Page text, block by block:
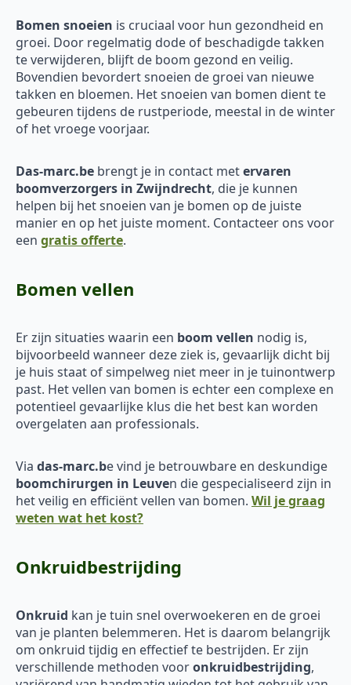
Bomen snoeien is cruciaal voor hun gezondheid en
groei. Door regelmatig dode of beschadigde takken
te verwijderen, blijft de boom gezond en veilig.
Bovendien bevordert snoeien de groei van nieuwe
takken en bloemen. Het snoeien van bomen dient te
gebeuren tijdens de rustperiode, meestal in de winter
of het vroege voorjaar.
Das-marc.be brengt je in contact metervaren
boomverzorgers in Zwijndrecht, die je kunnen
helpen bij het snoeien van je bomen op de juiste
manier en op het juiste moment. Contacteer ons voor
een gratis offerte.
Bomen vellen
Er zijn situaties waarin een boom vellen nodig is,
bijvoorbeeld wanneer deze ziek is, gevaarlijk dicht bij
je huis staat of simpelweg niet meer in je tuinontwerp
past. Het vellen van bomen is echter een complexe en
potentieel gevaarlijke klus die het best kan worden
overgelaten aan professionals.
Via das-marc.be vind je betrouwbare en deskundige
boomchirurgen in Leuven die gespecialiseerd zijn in
het veilig en efficiënt vellen van bomen. Wil je graag
weten wat het kost?
Onkruidbestrijding
Onkruid kan je tuin snel overwoekeren en de groei
van je planten belemmeren. Het is daarom belangrijk
om onkruid tijdig en effectief te bestrijden. Er zijn
verschillende methoden vooronkruidbestrijding,